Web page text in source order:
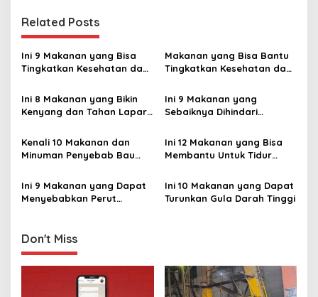
t
n
a
v
i
g
t
o
Related Posts
Ini 9 Makanan yang Bisa
Tingkatkan Kesehatan dan
Makanan yang Bisa Bantu
Tingkatkan Kesehatan dan
Ini 8 Makanan yang Bikin
Kenyang dan Tahan Lapar
Ini 9 Makanan yang
Sebaiknya Dihindari
Kenali 10 Makanan dan
Minuman Penyebab Bau
Ini 12 Makanan yang Bisa
Membantu Untuk Tidur
Ini 9 Makanan yang Dapat
Menyebabkan Perut
Ini 10 Makanan yang Dapat
Turunkan Gula Darah Tinggi
Don't Miss